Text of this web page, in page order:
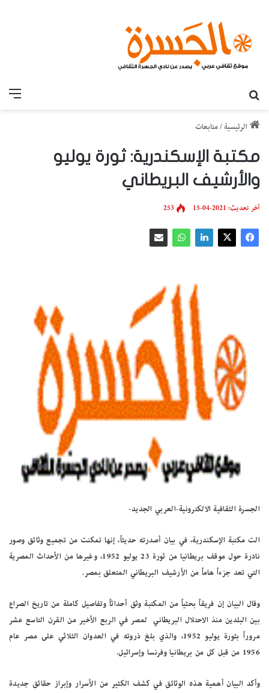
الرئيسية /متابعات
مكتبة الإسكندرية: ثورة يوليو
والأرشيف البريطاني
آخر تحديث: 2021-04-15 253
الجسرة الثقافية الالكترونية-العربي الجديد-
الت مكتبة الإسكندرية، في بيان أصدرته حديثاً، إنها تمكنت من تجميع وثائق وصور
نادرة حول موقف بريطانيا من ثورة 23 يوليو 1952، وغيرها من الأحداث المصرية
التي تعد جزءاً هاماً من الأرشيف البريطاني المتعلق بمصر.
وقال البيان إن فريقاً بحثياً من المكتبة وثق أحداثاً وتفاصيل كاملة من تاريخ الصراع
بين البلدين منذ الاحتلال البريطاني لمصر في الربع الأخير من القرن التاسع عشر
مروراً بثورة يوليو 1952، والذي بلغ ذروته في العدوان الثلاثي على مصر عام
1956 من قبل كل من بريطانيا وفرنسا وإسرائيل.
وأكد البيان أهمية هذه الوثائق في كشف الكثير من الأسرار وإبراز حقائق جديدة